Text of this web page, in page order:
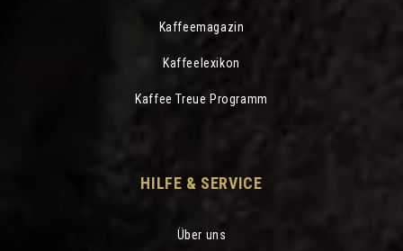
Kaffeemagazin
Kaffeelexikon
Kaffee Treue Programm
HILFE & SERVICE
Über uns